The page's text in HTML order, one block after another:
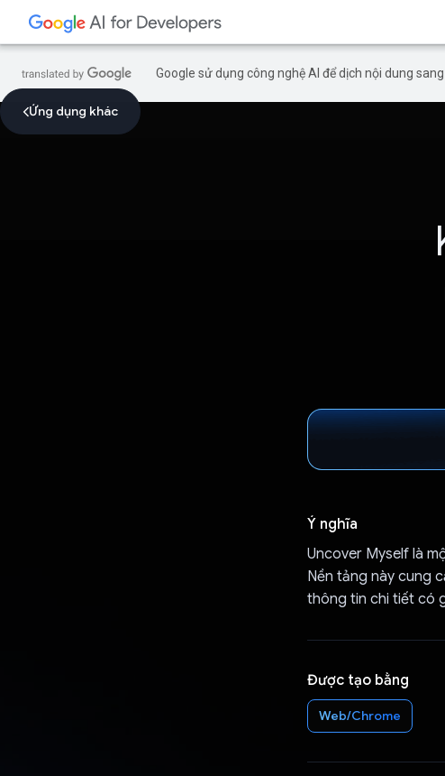
Google sử dụng công nghệ AI để dịch nội dung
Ứng dụng khác
Ý nghĩa
Uncover Myself là
Nền tảng này cung
thông tin chi tiết có
Được tạo bằng
Web/Chrome